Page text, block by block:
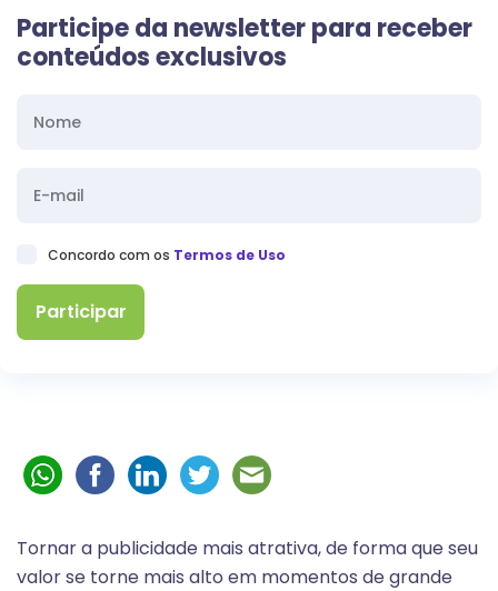
Participe da newsletter para receber
conteúdos exclusivos
Concordo com os Termos de Uso
Tornar a publicidade mais atrativa, de forma que seu
valor se torne mais alto em momentos de grande